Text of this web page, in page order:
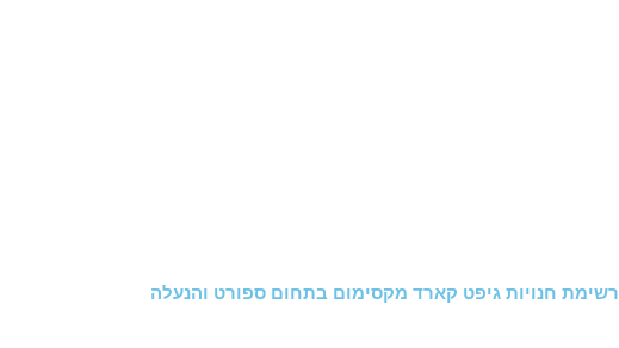
רשימת חנויות גיפט קארד מקסימום בתחום ספורט והנעלה